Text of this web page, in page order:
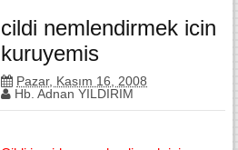
cildi nemlendirmek icin
kuruyemis
Pazar, Kasım 16, 2008
Hb. Adnan YILDIRIM